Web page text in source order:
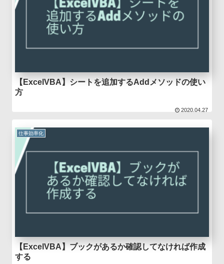
【ExcelVBA】シートを追加するAddメソッドの使い
方
2020.04.27
仕事効率化
【ExcelVBA】ブックがあるか確認してなければ作成
する